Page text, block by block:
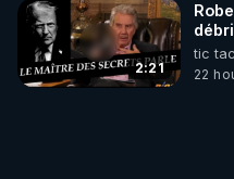
2:21
tic
22